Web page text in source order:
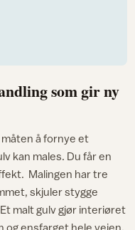
som gir ny
å fornye et
kan males. Du får en
Malingen har tre
skjuler stygge
malt gulv gjør interiøret
og ensfarget hele veien.